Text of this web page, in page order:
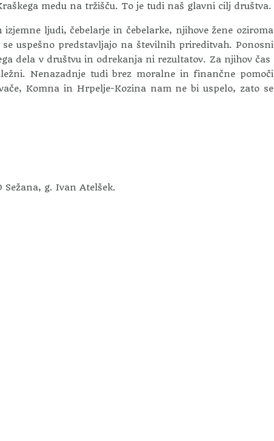
medu na tržišču. To je tudi naš glavni cilj društva.
ljudi, čebelarje in čebelarke, njihove žene oziroma
uspešno predstavljajo na številnih prireditvah. Ponosni
dela v društvu in odrekanja ni rezultatov. Za njihov čas
Nenazadnje tudi brez moralne in finančne pomoči
Komna in Hrpelje-Kozina nam ne bi uspelo, zato se
Sežana, g. Ivan Atelšek.